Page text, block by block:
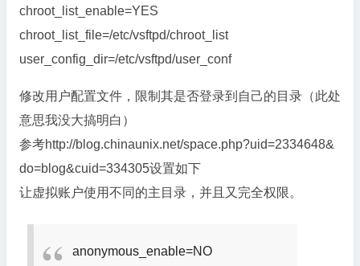
chroot_list_enable=YES
chroot_list_file=/etc/vsftpd/chroot_list
user_config_dir=/etc/vsftpd/user_conf
修改用户配置文件，限制其是否登录到自己的目录（此处
意思我没大搞明白）
参考http://blog.chinaunix.net/space.php?uid=2334648&
do=blog&cuid=334305设置如下
让虚拟账户使用不同的主目录，并且又完全权限。
anonymous_enable=NO